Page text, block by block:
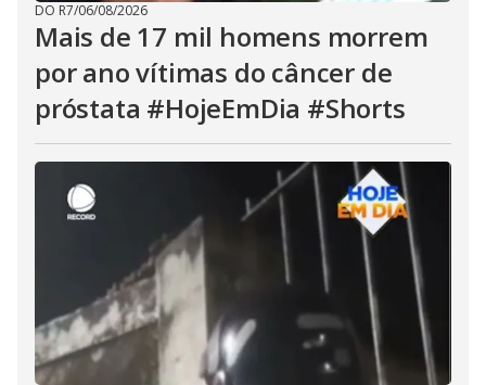
DO R7/06/08/2026
Mais de 17 mil homens morrem
por ano vítimas do câncer de
próstata #HojeEmDia #Shorts